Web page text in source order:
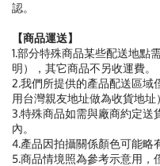
認。
【商品運送】
1.部分特殊商品某些配送地點
明），其它商品不另收運費。
2.我們所提供的產品配送區域
用台灣親友地址做為收貨地址
3.特殊商品如需與廠商約定送
內。
4.產品因拍攝關係顏色可能略
5.商品情境照為參考示意用，